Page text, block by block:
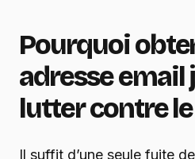
Pourquoi
adresse email
lutter contre le
Il suffit d’une seule fuite